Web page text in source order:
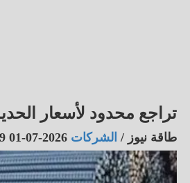
تراجع محدود لأسعار الحديد
طاقة نيوز / الشركات2026-07-01 07:19:59